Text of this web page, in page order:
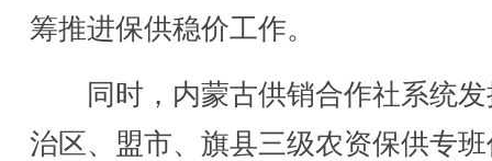
筹推进保供稳价工作。
同时，内蒙古供销合作社系统发
治区、盟市、旗县三级农资保供专